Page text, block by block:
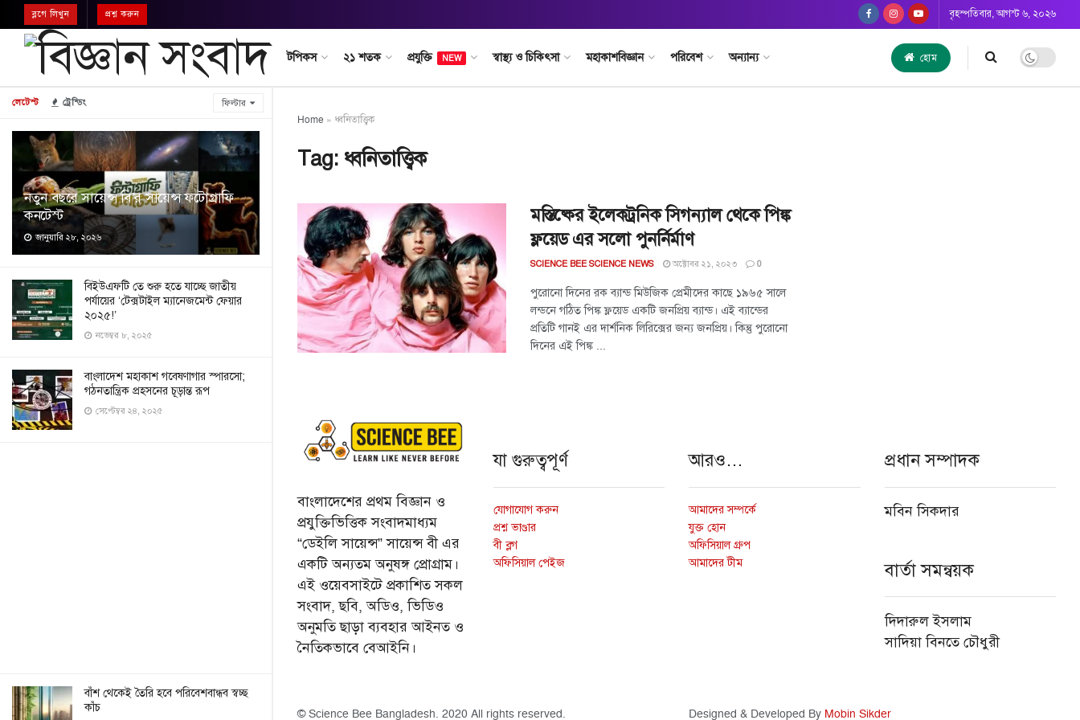
লেটেস্ট ট্রেন্ডিং ফিল্টার
নতুন বছরে সায়েন্স বি’র সায়েন্স ফটোগ্রাফি
কনটেস্ট
জানুয়ারি ২৮, ২০২৬
বিইউএফটি তে শুরু হতে যাচ্ছে জাতীয়
পর্যায়ের ‘টেক্সটাইল ম্যানেজমেন্ট ফেয়ার
২০২৫!’
নভেম্বর ৮, ২০২৫
বাংলাদেশ মহাকাশ গবেষণাগার স্পারসো;
গঠনতান্ত্রিক প্রহসনের চূড়ান্ত রূপ
সেপ্টেম্বর ২৪, ২০২৫
বাঁশ থেকেই তৈরি হবে পরিবেশবান্ধব স্বচ্ছ
কাঁচ
ব্লগে লিখুন প্রশ্ন করুন বৃহস্পতিবার, আগস্ট ৬, ২০২৬
টপিকস ২১ শতক প্রযুক্তি NEW স্বাস্থ্য ও চিকিৎসা মহাকাশবিজ্ঞান পরিবেশ অন্যান্য হোম
Home » ধ্বনিতাত্ত্বিক
Tag: ধ্বনিতাত্ত্বিক
মস্তিষ্কের ইলেকট্রনিক সিগন্যাল থেকে পিঙ্ক
ফ্লয়েড এর সলো পুনর্নির্মাণ
SCIENCE BEE SCIENCE NEWS অক্টোবর ২১, ২০২৩ 0
পুরোনো দিনের রক ব্যান্ড মিউজিক প্রেমীদের কাছে ১৯৬৫ সালে
লন্ডনে গঠিত পিঙ্ক ফ্লয়েড একটি জনপ্রিয় ব্যান্ড। এই ব্যান্ডের
প্রতিটি গানই এর দার্শনিক লিরিক্সের জন্য জনপ্রিয়। কিন্তু পুরোনো
দিনের এই পিঙ্ক ...
বাংলাদেশের প্রথম বিজ্ঞান ও
প্রযুক্তিভিত্তিক সংবাদমাধ্যম
“ডেইলি সায়েন্স” সায়েন্স বী এর
একটি অন্যতম অনুষঙ্গ প্রোগ্রাম।
এই ওয়েবসাইটে প্রকাশিত সকল
সংবাদ, ছবি, অডিও, ভিডিও
অনুমতি ছাড়া ব্যবহার আইনত ও
নৈতিকভাবে বেআইনি।
যা গুরুত্বপূর্ণ
যোগাযোগ করুন
প্রশ্ন ভাণ্ডার
বী ব্লগ
অফিসিয়াল পেইজ
আরও…
আমাদের সম্পর্কে
যুক্ত হোন
অফিসিয়াল গ্রুপ
আমাদের টীম
প্রধান সম্পাদক
মবিন সিকদার
বার্তা সমন্বয়ক
দিদারুল ইসলাম
সাদিয়া বিনতে চৌধুরী
© Science Bee Bangladesh. 2020 All rights reserved. Designed & Developed By Mobin Sikder